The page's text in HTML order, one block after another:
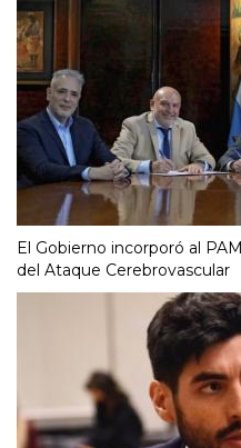
El Gobierno incorporó al
del Ataque Cerebrovascular